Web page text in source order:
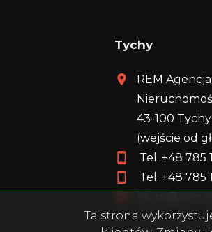
Tychy
REM
43-100 Tychy
(wejście od
Tel. +48 785
Tel. +48 785
Ta strona